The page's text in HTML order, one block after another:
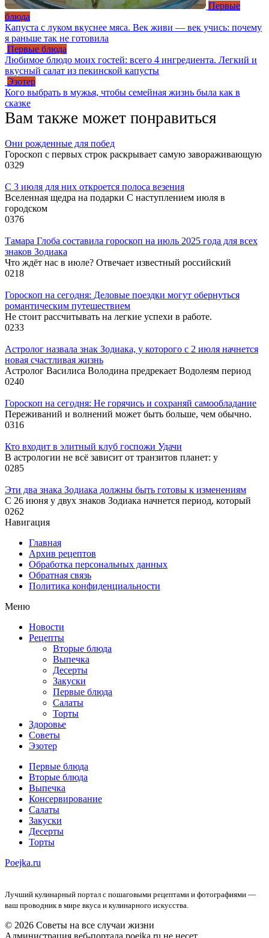
Первые
блюда
Капуста с луком вкуснее мяса. Век живи — век учись: почему
я раньше так не готовила
Первые блюда
Любимое блюдо моих гостей: всего 4 ингредиента. Легкий и
вкусный салат из пекинской капусты
Эзотер
Кого выбрать в мужья, чтобы семейная жизнь была как в
сказке
Вам также может понравиться
Они рожденные для побед
Гороскоп с первых строк раскрывает самую завораживающую
0329
С 3 июля для них откроется полоса везения
Вселенная щедра на подарки С наступлением июля в
городском
0376
Тамара Глоба составила гороскоп на июль 2025 года для всех
знаков Зодиака
Что ждёт нас в июле? Отвечает известный российский
0218
Гороскоп на сегодня: Деловые поездки могут обернуться
романтическим путешествием
Не стоит рассчитывать на легкие успехи в работе.
0233
Астролог назвала знак Зодиака, у которого с 2 июля начнется
новая счастливая жизнь
Астролог Василиса Володина предрекает Водолеям период
0240
Гороскоп на сегодня: Не горячись и сохраняй самообладание
Переживаний и волнений может быть больше, чем обычно.
0316
Кто входит в элитный клуб госпожи Удачи
В астрологии не всё зависит от транзитов планет: у
0285
Эти два знака Зодиака должны быть готовы к изменениям
С 26 июня у двух знаков Зодиака начнется период, который
0262
Навигация
Главная
Архив рецептов
Обработка персональных данных
Обратная связь
Политика конфиденциальности
Меню
Новости
Рецепты
Вторые блюда
Выпечка
Десерты
Закуски
Первые блюда
Салаты
Торты
Здоровье
Советы
Эзотер
Первые блюда
Вторые блюда
Выпечка
Консервирование
Салаты
Закуски
Десерты
Торты
Poejka.ru
Лучший кулинарный портал с пошаговыми рецептами и фотографиями —
ваш проводник в мире вкуса и кулинарного искусства.
© 2026 Советы на все случаи жизни
Администрация веб-портала poejka.ru не несет